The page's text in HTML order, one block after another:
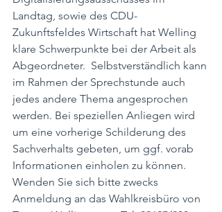
Landtag, sowie des CDU-
Zukunftsfeldes Wirtschaft hat Welling
klare Schwerpunkte bei der Arbeit als
Abgeordneter.  Selbstverständlich kann
im Rahmen der Sprechstunde auch
jedes andere Thema angesprochen
werden. Bei speziellen Anliegen wird
um eine vorherige Schilderung des
Sachverhalts gebeten, um ggf. vorab
Informationen einholen zu können.
Wenden Sie sich bitte zwecks
Anmeldung an das Wahlkreisbüro von